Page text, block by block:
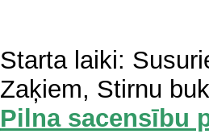
Starta laiki:
Zaķiem, Stirnu
Pilna sacensību